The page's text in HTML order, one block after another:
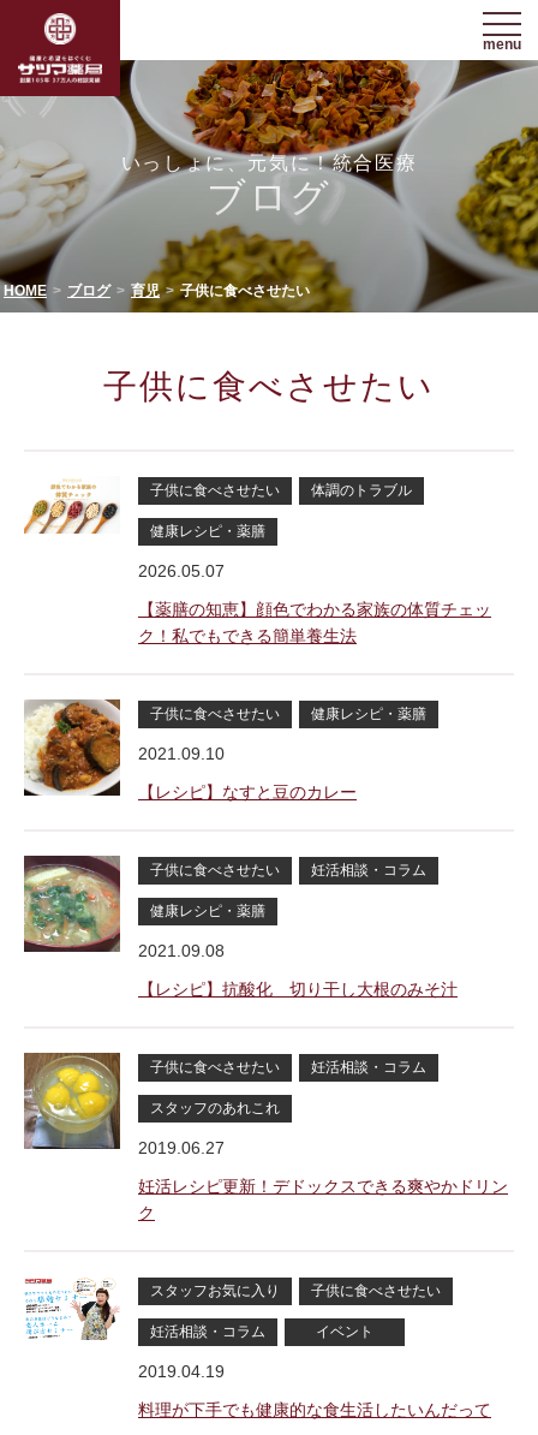
menu
いっしょに、元気に！統合医療
ブログ
HOME ブログ 育児 子供に食べさせたい
子供に食べさせたい
子供に食べさせたい 体調のトラブル
健康レシピ・薬膳
2026.05.07
【薬膳の知恵】顔色でわかる家族の体質チェッ
ク！私でもできる簡単養生法
子供に食べさせたい 健康レシピ・薬膳
2021.09.10
【レシピ】なすと豆のカレー
子供に食べさせたい 妊活相談・コラム
健康レシピ・薬膳
2021.09.08
【レシピ】抗酸化 切り干し大根のみそ汁
子供に食べさせたい 妊活相談・コラム
スタッフのあれこれ
2019.06.27
妊活レシピ更新！デドックスできる爽やかドリン
ク
スタッフお気に入り 子供に食べさせたい
妊活相談・コラム イベント
2019.04.19
料理が下手でも健康的な食生活したいんだって